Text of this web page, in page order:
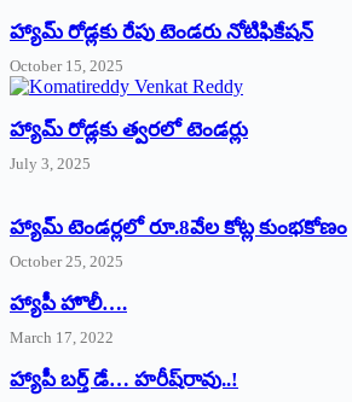
హ్యామ్‌ రోడ్లకు రేపు టెండరు నోటిఫికేషన్‌
October 15, 2025
హ్యామ్‌ రోడ్లకు త్వరలో టెండర్లు
July 3, 2025
హ్యామ్‌ ‌టెండర్లలో రూ.8వేల కోట్ల కుంభకోణం
October 25, 2025
హ్యాపీ హొలీ….
March 17, 2022
హ్యాపీ బర్త్ ‌డే… హరీష్‌రావు..!